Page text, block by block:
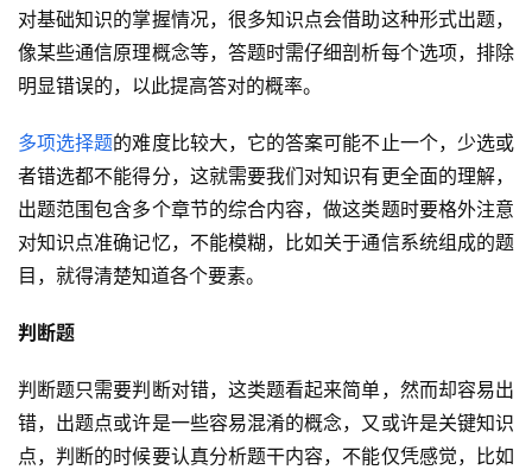
对基础知识的掌握情况，很多知识点会借助这种形式出题，
像某些通信原理概念等，答题时需仔细剖析每个选项，排除
明显错误的，以此提高答对的概率。
多项选择题的难度比较大，它的答案可能不止一个，少选或
者错选都不能得分，这就需要我们对知识有更全面的理解，
出题范围包含多个章节的综合内容，做这类题时要格外注意
对知识点准确记忆，不能模糊，比如关于通信系统组成的题
目，就得清楚知道各个要素。
判断题
判断题只需要判断对错，这类题看起来简单，然而却容易出
错，出题点或许是一些容易混淆的概念，又或许是关键知识
点，判断的时候要认真分析题干内容，不能仅凭感觉，比如